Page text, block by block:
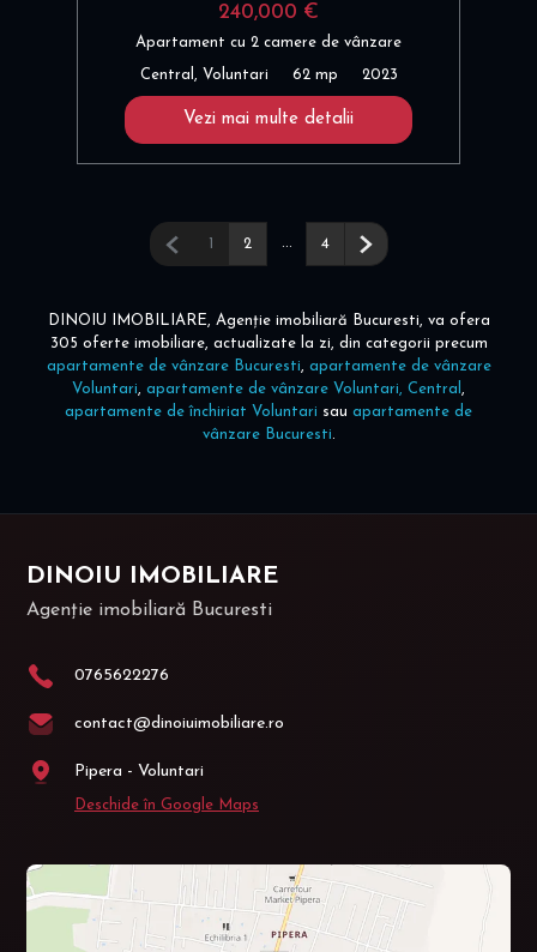
240,000 €
Apartament cu 2 camere de vânzare
Central, Voluntari 62 mp 2023
Vezi mai multe detalii
Pagina anterioară
1 2 ... 4 Pagina următoare
DINOIU IMOBILIARE, Agenție imobiliară Bucuresti, va ofera
305 oferte imobiliare, actualizate la zi, din categorii precum
apartamente de vânzare Bucuresti, apartamente de vânzare
Voluntari, apartamente de vânzare Voluntari, Central ,
apartamente de închiriat Voluntari sau apartamente de
vânzare Bucuresti.
DINOIU IMOBILIARE
Agenție imobiliară Bucuresti
0765622276
contact@dinoiuimobiliare.ro
Pipera - Voluntari
Deschide în Google Maps